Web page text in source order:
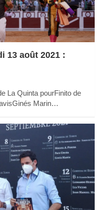
13 août 2021 :
La Quinta pourFinito de
Marin…